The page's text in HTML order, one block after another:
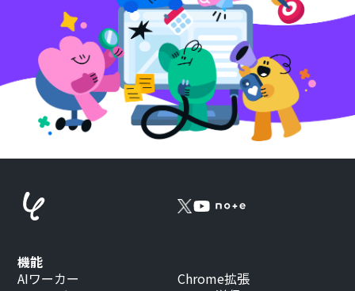
機能
AIワーカー
Chrome拡張